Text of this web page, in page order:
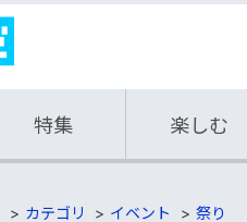
特集 楽しむ
カテゴリ イベント 祭り